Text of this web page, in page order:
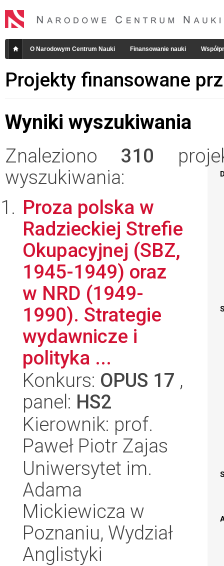
O Narodowym Centrum Nauki Finansowanie nauki
Projekty finansowane
Wyniki wyszukiwania
Znaleziono 310
wyszukiwania:
Proza polska w
Radzieckiej Strefie
Okupacyjnej (SBZ,
1945-1949) oraz
w NRD (1949-
1990). Strategie
wydawnicze i
polityka ...
Konkurs: OPUS 17 ,
panel: HS2
Kierownik: prof.
Paweł Piotr Zajas
Uniwersytet im.
Adama
Mickiewicza w
Poznaniu, Wydział
Anglistyki